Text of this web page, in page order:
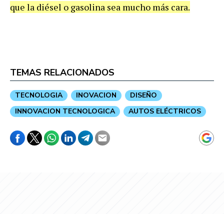
que la diésel o gasolina sea mucho más cara.
TEMAS RELACIONADOS
TECNOLOGIA INOVACION
DISEÑO
INNOVACION TECNOLOGICA
AUTOS ELÉCTRICOS